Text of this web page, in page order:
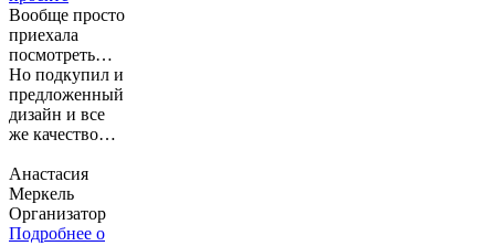
Дизайном
доволен Руль
вообще
бомба_))!!)!
Вообще просто
приехала
посмотреть…
Но подкупил и
предложенный
дизайн и все
же качество
теперь у меня
прокаченная
машинка о чем
ни капельки не
Анастасия
Меркель
Организатор
Подробнее о